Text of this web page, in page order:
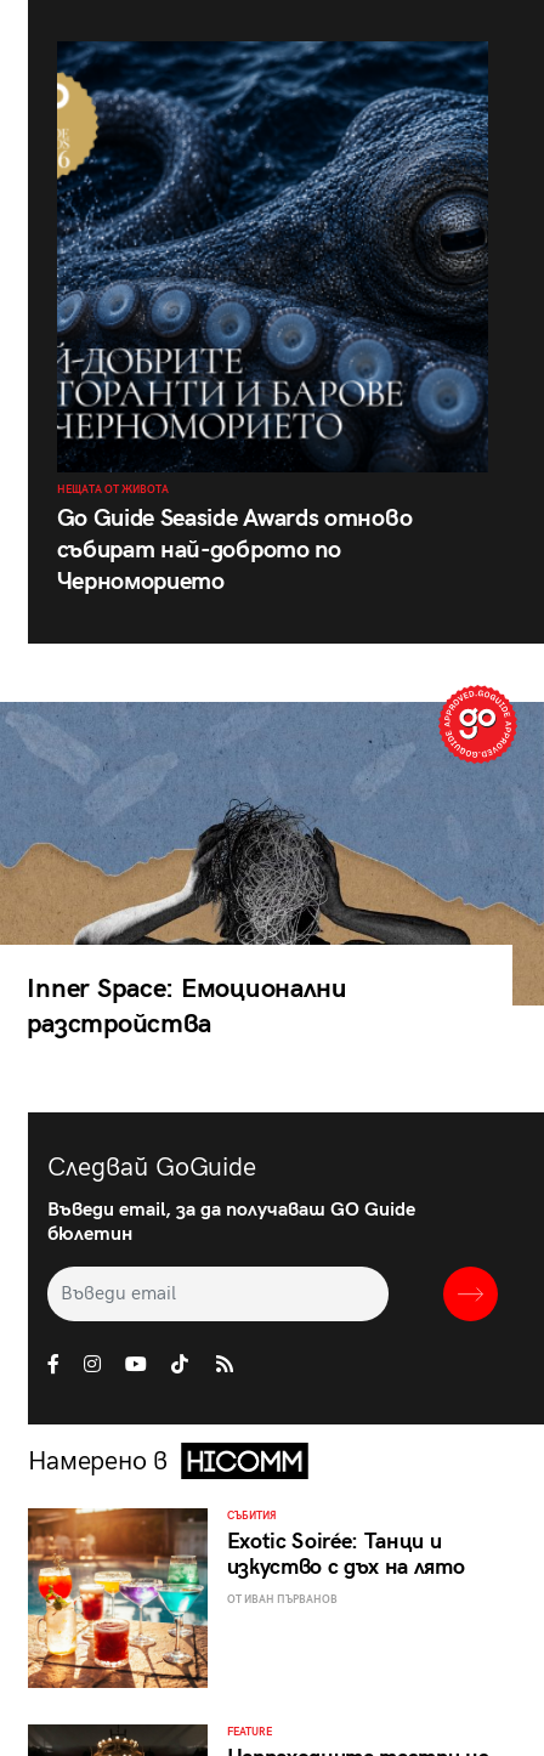
НЕЩАТА ОТ ЖИВОТА
Go Guide Seaside Awards отново
събират най-доброто по
Черноморието
Inner Space: Емоционални
разстройства
Следвай GoGuide
Въведи email, за да получаваш GO Guide
бюлетин
Намерено в
СЪБИТИЯ
Exotic Soirée: Танци и
изкуство с дъх на лято
ОТ ИВАН ПЪРВАНОВ
FEATURE